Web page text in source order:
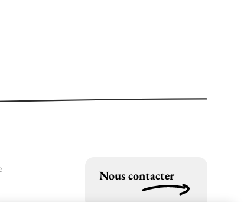
Nous contacter